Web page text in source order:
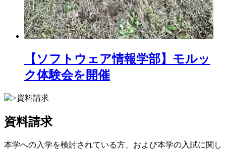
【ソフトウェア情報学部】モルッ
ク体験会を開催
資料請求
本学への入学を検討されている方、および本学の入試に関し